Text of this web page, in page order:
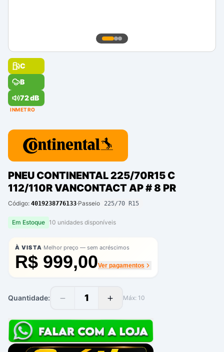
C
B
72 dB
INMETRO
PNEU CONTINENTAL 225/70R15 C
112/110R VANCONTACT AP # 8 PR
Código: 4019238776133·Passeio 225/70 R15
Em Estoque 10 unidades disponíveis
À VISTA·Melhor preço — sem acréscimos
R$ 999,00Ver pagamentos
Quantidade: 1 Máx: 10